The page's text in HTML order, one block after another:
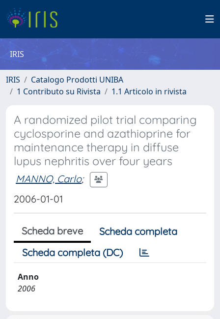
IRIS
IRIS
Catalogo Prodotti UNIBA
1 Contributo su Rivista
1.1 Articolo in rivista
A randomized pilot trial comparing
cyclosporine and azathioprine for
maintenance therapy in diffuse
lupus nephritis over four years
MANNO, Carlo;
2006-01-01
Scheda breve
Scheda completa
Scheda completa (DC)
Anno
2006